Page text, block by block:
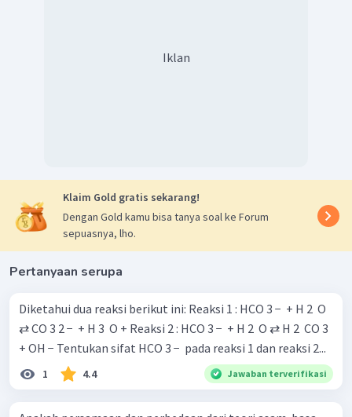
Iklan
Klaim Gold gratis sekarang!
Dengan Gold kamu bisa tanya soal ke Forum
sepuasnya, lho.
Pertanyaan serupa
Diketahui dua reaksi berikut ini: Reaksi 1 : HCO 3 − ​ + H 2 ​ O
⇄ CO 3 2 − ​ + H 3 ​ O + Reaksi 2 : HCO 3 − ​ + H 2 ​ O ⇄ H 2 ​ CO 3 ​
+ OH − Tentukan sifat HCO 3 − ​ pada reaksi 1 dan reaksi 2...
1 4.4 Jawaban terverifikasi